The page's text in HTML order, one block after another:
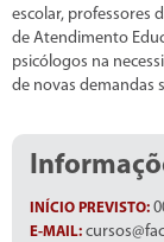
escolar, professores
de Atendimento
psicólogos na
de novas demandas
INÍCIO PREVISTO:
E-MAIL: